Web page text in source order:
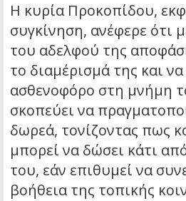
Η κυρία Προκοπίδου,
συγκίνηση, ανέφερε ότι
του αδελφού της
το διαμέρισμά της και
ασθενοφόρο στη μνήμη
σκοπεύει να
δωρεά, τονίζοντας πως
μπορεί να δώσει κάτι
του, εάν επιθυμεί να
βοήθεια της τοπικής